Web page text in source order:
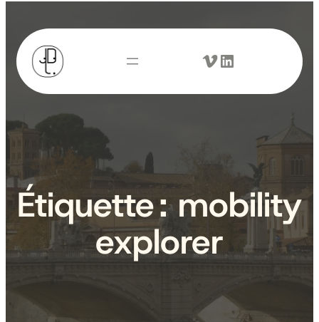
Aller
au
contenu
Vimeo LinkedIn
Étiquette :mobility
explorer